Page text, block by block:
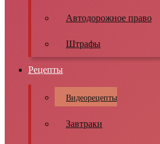
Автодорожное право
Штрафы
Рецепты
Видеорецепты
Завтраки